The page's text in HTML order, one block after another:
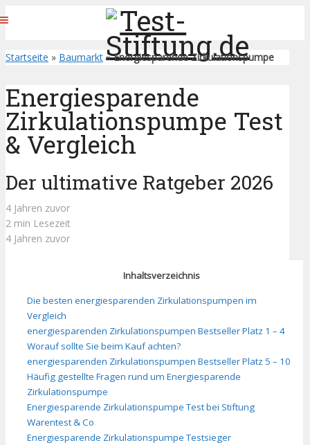
Startseite » Baumarkt »Energiesparende Zirkulationspumpe
Energiesparende
Zirkulationspumpe Test
& Vergleich
Der ultimative Ratgeber 2026
4 Jahren zuvor
2 min Lesezeit
4 Jahren zuvor
Inhaltsverzeichnis
Die besten energiesparenden Zirkulationspumpen im
Vergleich
energiesparenden Zirkulationspumpen Bestseller Platz 1 – 4
Worauf sollte Sie beim Kauf achten?
energiesparenden Zirkulationspumpen Bestseller Platz 5 – 10
Häufig gestellte Fragen rund um Energiesparende
Zirkulationspumpe
Energiesparende Zirkulationspumpe Test bei Stiftung
Warentest & Co
Energiesparende Zirkulationspumpe Testsieger